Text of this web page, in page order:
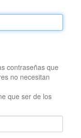
contraseñas que
no necesitan
que ser de los